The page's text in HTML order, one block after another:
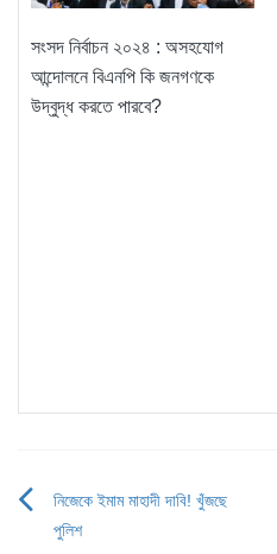
সংসদ নির্বাচন ২০২৪ : অসহযোগ
আন্দোলনে বিএনপি কি জনগণকে
উদ্বুদ্ধ করতে পারবে?
Post
নিজেকে ইমাম মাহাদী দাবি! খুঁজছে
পুলিশ